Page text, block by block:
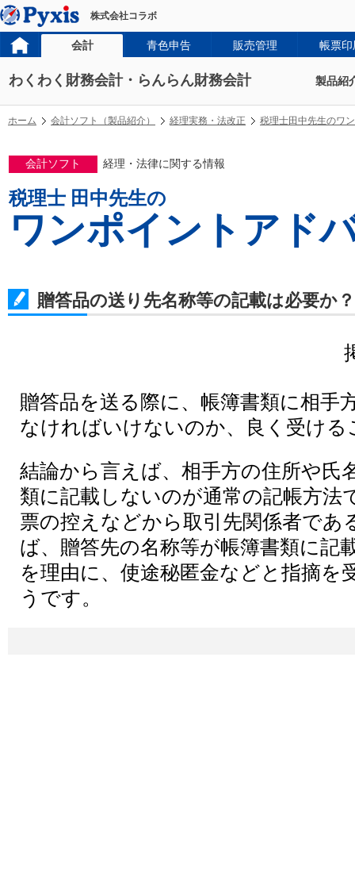
株式会社コラボ
会計 青色申告 販売管理 帳票印
わくわく財務会計・らんらん財務会計 製品紹
ホーム 会計ソフト（製品紹介） 経理実務・法改正 税理士田中先生のワ
会計ソフト 経理・法律に関する情報
税理士 田中先生の
ワンポイントアド
贈答品の送り先名称等の記載は必要か？
贈答品を送る際に、帳簿書類に相手
なければいけないのか、良く受ける
結論から言えば、相手方の住所や氏
類に記載しないのが通常の記帳方法
票の控えなどから取引先関係者であ
ば、贈答先の名称等が帳簿書類に記
を理由に、使途秘匿金などと指摘を
うです。